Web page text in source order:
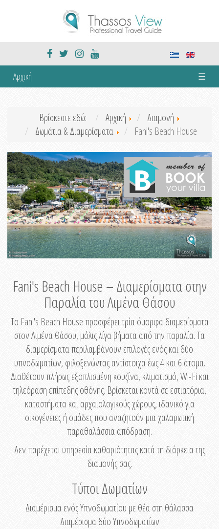
Αρχική ☰
Βρίσκεστε εδώ: Αρχική
Διαμονή
Δωμάτια & Διαμερίσματα
Fani's Beach House
Fani's Beach House – Διαμερίσματα στην
Παραλία του Λιμένα Θάσου
Το Fani's Beach House προσφέρει τρία όμορφα διαμερίσματα
στον Λιμένα Θάσου, μόλις λίγα βήματα από την παραλία. Τα
διαμερίσματα περιλαμβάνουν επιλογές ενός και δύο
υπνοδωματίων, φιλοξενώντας αντίστοιχα έως 4 και 6 άτομα.
Διαθέτουν πλήρως εξοπλισμένη κουζίνα, κλιματισμό, Wi-Fi και
τηλεόραση επίπεδης οθόνης. Βρίσκεται κοντά σε εστιατόρια,
καταστήματα και αρχαιολογικούς χώρους, ιδανικό για
οικογένειες ή ομάδες που αναζητούν μια χαλαρωτική
παραθαλάσσια απόδραση.
Δεν παρέχεται υπηρεσία καθαριότητας κατά τη διάρκεια της
διαμονής σας.
Τύποι Δωματίων
Διαμέρισμα ενός Υπνοδωματίου με θέα στη θάλασσα
Διαμέρισμα δύο Υπνοδωματίων